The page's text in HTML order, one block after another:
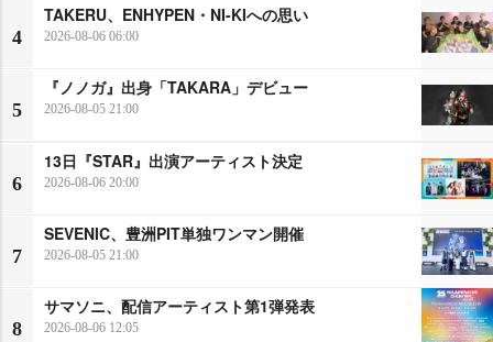
4
TAKERU、ENHYPEN・NI-KIへの思い
2026-08-06 06:00
5
『ノノガ』出身「TAKARA」デビュー
2026-08-05 21:00
6
13日『STAR』出演アーティスト決定
2026-08-06 20:00
7
SEVENIC、豊洲PIT単独ワンマン開催
2026-08-05 21:00
8
サマソニ、配信アーティスト第1弾発表
2026-08-06 12:05